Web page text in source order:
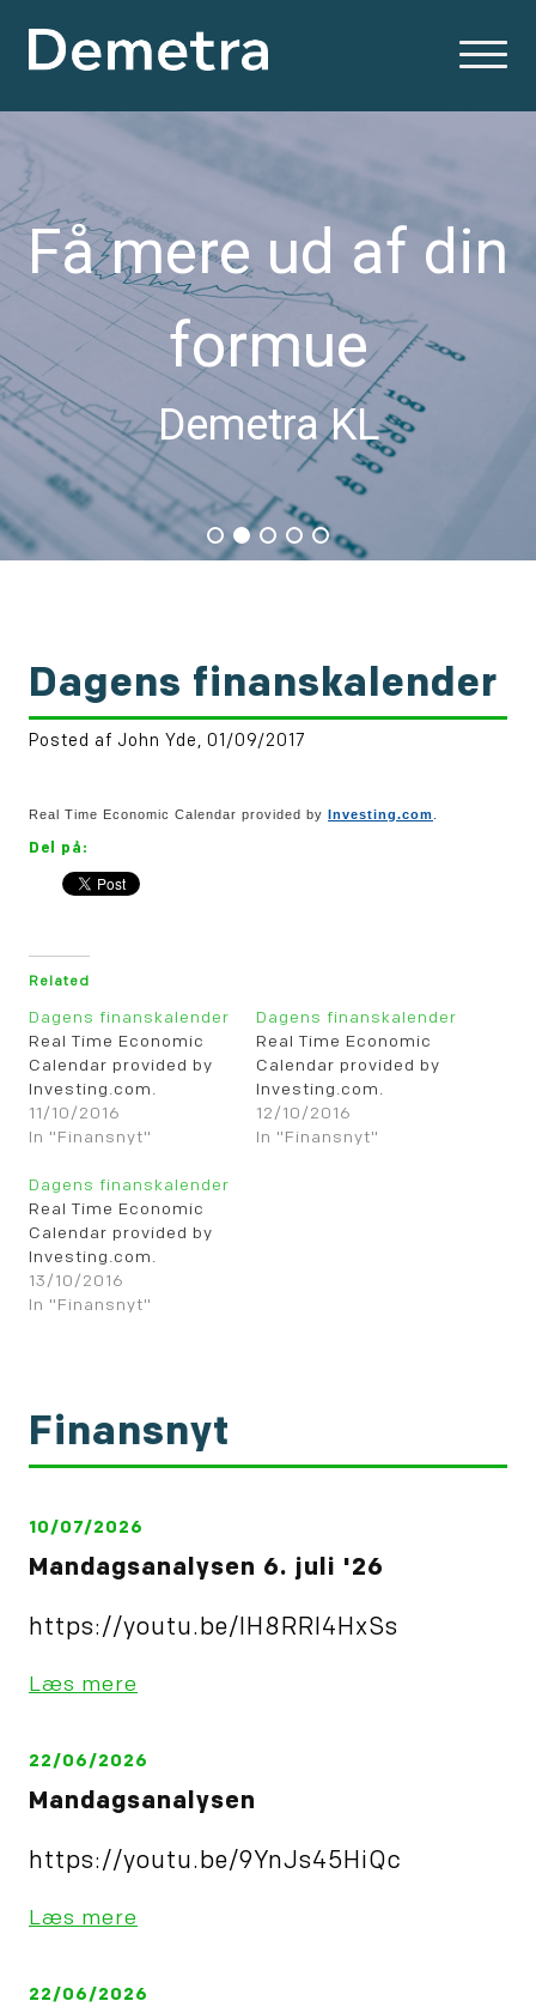
Få mere ud af din
formue
Demetra KL
Dagens finanskalender
Posted af John Yde, 01/09/2017
Real Time Economic Calendar provided by Investing.com
Del på:
Related
Dagens finanskalender
Real Time Economic
Calendar provided by
Investing.com.
11/10/2016
In "Finansnyt"
Dagens finanskalender
Real Time Economic
Calendar provided by
Investing.com.
12/10/2016
In "Finansnyt"
Dagens finanskalender
Real Time Economic
Calendar provided by
Investing.com.
13/10/2016
In "Finansnyt"
Finansnyt
10/07/2026
Mandagsanalysen 6. juli '26
https://youtu.be/IH8RRl4HxSs
Læs mere
22/06/2026
Mandagsanalysen
https://youtu.be/9YnJs45HiQc
Læs mere
22/06/2026